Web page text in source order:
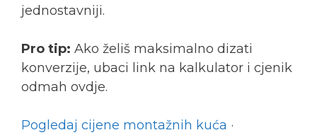
jednostavniji.
Pro tip: Ako želiš maksimalno dizati
konverzije, ubaci link na kalkulator i cjenik
odmah ovdje.
Pogledaj cijene montažnih kuća ·